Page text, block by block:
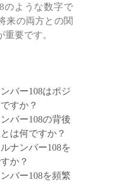
のような数字で
来の両方との関
要です。
バー108はポジ
すか？
バー108の背後
は何ですか？
ナンバー108を
か？
バー108を頻繁